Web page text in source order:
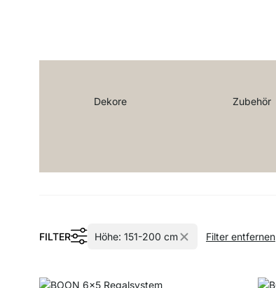
Dekore Zubehör
FILTER Höhe: 151-200 cm Filter entfernen